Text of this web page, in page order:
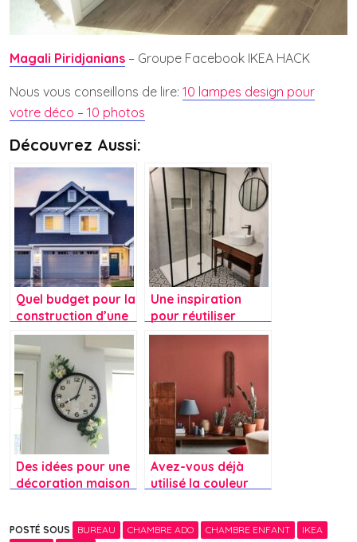
Magali Piridjanians – Groupe Facebook IKEA HACK
Nous vous conseillons de lire: 10 lampes design pour
votre déco – 10 photos
Découvrez Aussi:
Quel budget pour la
construction d’une
maison ?
Une inspiration
pour réutiliser
votre ancienne
coiffeuse comme
votre douche
moderne.
Des idées pour une
décoration maison
décoration en
Avez-vous déjà
utilisé la couleur
POSTÉ SOUS BUREAU CHAMBRE ADO CHAMBRE ENFANT
IKEA